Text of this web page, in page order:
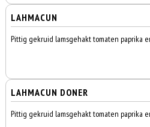
LAHMACUN
Pittig gekruid lamsgehakt tomaten paprika
LAHMACUN DONER
Pittig gekruid lamsgehakt tomaten paprika